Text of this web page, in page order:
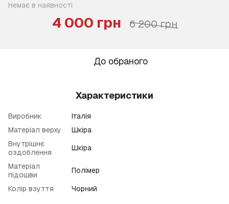
Немає в наявності
4 000 грн 6 200 грн
До обраного
Характеристики
Виробник
Італія
Матеріал верху
Шкіра
Внутрішнє
оздоблення
Шкіра
Матеріал
підошви
Полімер
Колір взуття
Чорний